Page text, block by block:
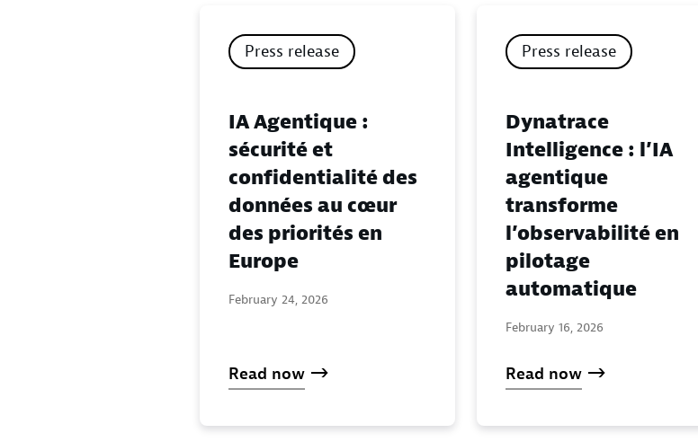
Press release
IA Agentique :
sécurité et
confidentialité des
données au cœur
des priorités en
Europe
February 24, 2026
Read now
Press release
Dynatrace
Intelligence : l’IA
agentique
transforme
l’observabilité en
pilotage
automatique
February 16, 2026
Read now